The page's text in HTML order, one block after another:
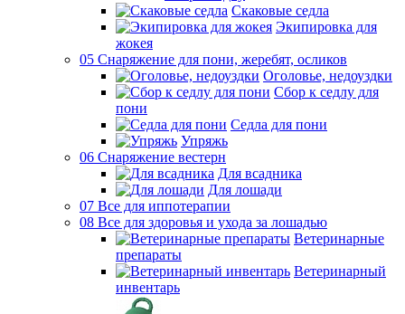
Скаковые седла
Экипировка для
жокея
05 Снаряжение для пони, жеребят, осликов
Оголовье, недоуздки
Сбор к седлу для
пони
Седла для пони
Упряжь
06 Снаряжение вестерн
Для всадника
Для лошади
07 Все для иппотерапии
08 Все для здоровья и ухода за лошадью
Ветеринарные
препараты
Ветеринарный
инвентарь